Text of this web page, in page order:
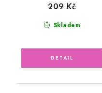
Skladem
209 Kč